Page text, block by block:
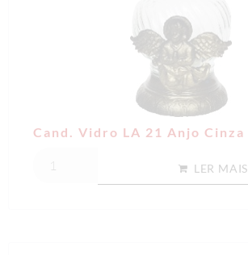
Cand. Vidro LA 21 Anjo Cinza
LER MAIS